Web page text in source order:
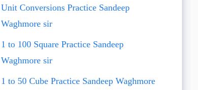
Unit Conversions Practice Sandeep
Waghmore sir
1 to 100 Square Practice Sandeep
Waghmore sir
1 to 50 Cube Practice Sandeep Waghmore